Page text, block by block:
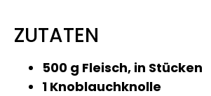
ZUTATEN
500 g Fleisch, in Stücken
1 Knoblauchknolle